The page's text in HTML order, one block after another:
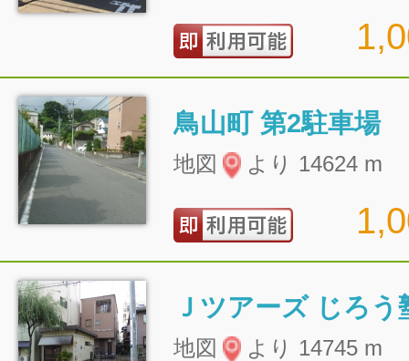
鳥山町 第2駐車場
地図 より 14624 m
Ｊツアーズ じろ
地図 より 14745 m